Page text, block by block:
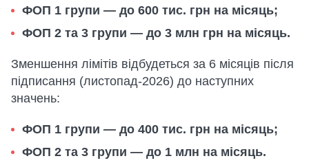
ФОП 1 групи — до 600 тис. грн на місяць;
ФОП 2 та 3 групи — до 3 млн грн на місяць.
Зменшення лімітів відбудеться за 6 місяців після
підписання (листопад-2026) до наступних
значень:
ФОП 1 групи — до 400 тис. грн на місяць;
ФОП 2 та 3 групи — до 1 млн на місяць.